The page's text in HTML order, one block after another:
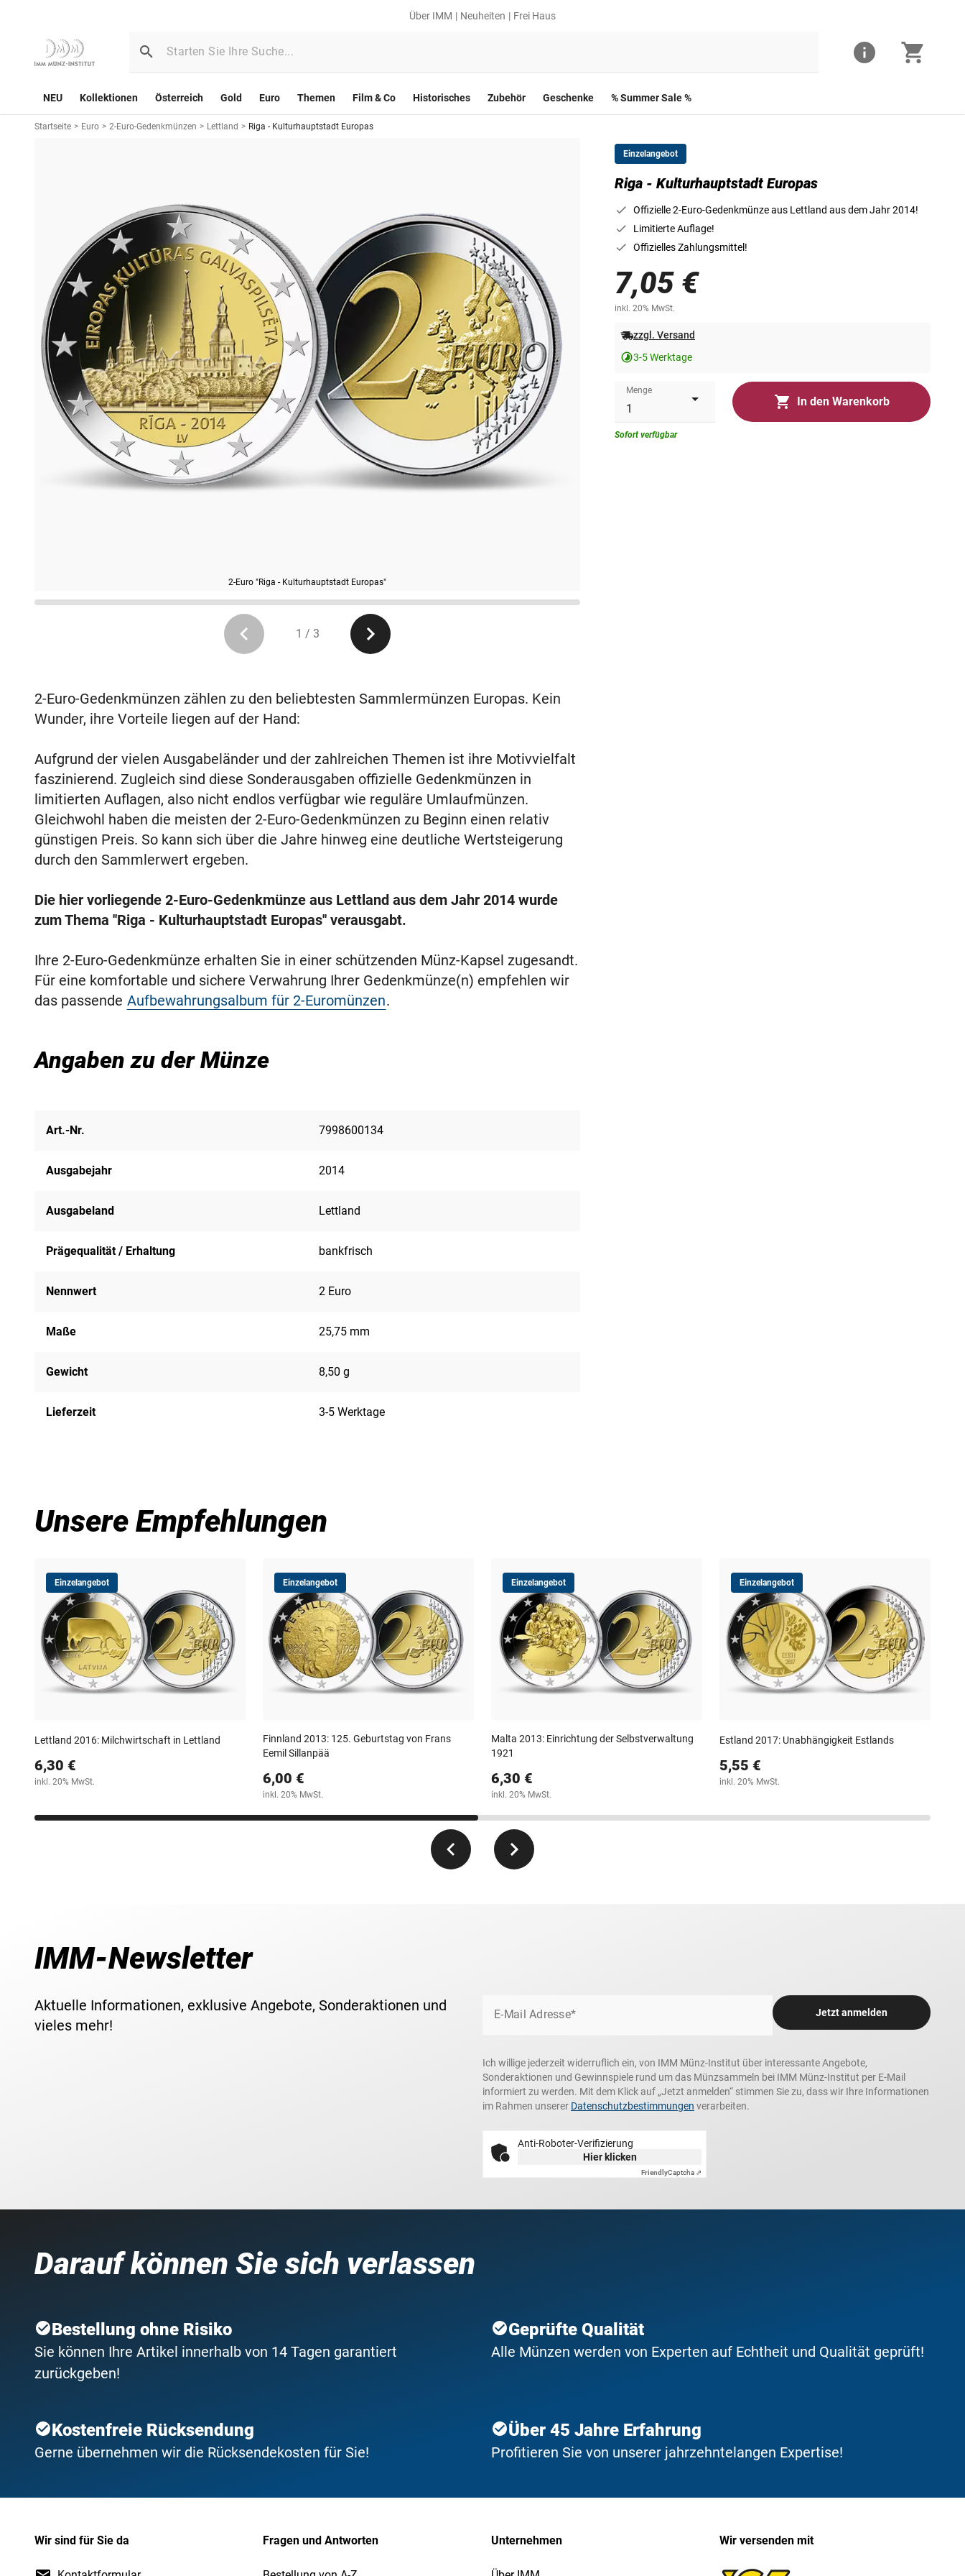
Über IMM Neuheiten Frei Haus
NEU Kollektionen Österreich Gold Euro Themen Film & Co Historisches Zubehör Geschenke % Summer Sale %
Startseite > Euro > 2-Euro-Gedenkmünzen > Lettland > Riga - Kulturhauptstadt Europas
2-Euro "Riga - Kulturhauptstadt Europas"
Die Vorderseite der 2-Euro-Münze
1 / 3
Einzelangebot
Riga - Kulturhauptstadt Europas
Offizielle 2-Euro-Gedenkmünze aus Lettland aus dem Jahr 2014!
Limitierte Auflage!
Offizielles Zahlungsmittel!
7,05 €
inkl. 20% MwSt.
zzgl. Versand
3-5 Werktage
Menge
In den Warenkorb
Sofort verfügbar
2-Euro-Gedenkmünzen zählen zu den beliebtesten Sammlermünzen Europas. Kein
Wunder, ihre Vorteile liegen auf der Hand:
Aufgrund der vielen Ausgabeländer und der zahlreichen Themen ist ihre Motivvielfalt
faszinierend. Zugleich sind diese Sonderausgaben offizielle Gedenkmünzen in
limitierten Auflagen, also nicht endlos verfügbar wie reguläre Umlaufmünzen.
Gleichwohl haben die meisten der 2-Euro-Gedenkmünzen zu Beginn einen relativ
günstigen Preis. So kann sich über die Jahre hinweg eine deutliche Wertsteigerung
durch den Sammlerwert ergeben.
Die hier vorliegende 2-Euro-Gedenkmünze aus Lettland aus dem Jahr 2014 wurde
zum Thema ''Riga - Kulturhauptstadt Europas'' verausgabt.
Ihre 2-Euro-Gedenkmünze erhalten Sie in einer schützenden Münz-Kapsel zugesandt.
Für eine komfortable und sichere Verwahrung Ihrer Gedenkmünze(n) empfehlen wir
das passende Aufbewahrungsalbum für 2-Euromünzen.
Angaben zu der Münze
Art.-Nr. 7998600134
Ausgabejahr 2014
Ausgabeland Lettland
Prägequalität / Erhaltung bankfrisch
Nennwert 2 Euro
Maße 25,75 mm
Gewicht 8,50 g
Lieferzeit 3-5 Werktage
Unsere Empfehlungen
Einzelangebot
Lettland 2016: Milchwirtschaft in Lettland
6,30 €
inkl. 20% MwSt.
Einzelangebot
Finnland 2013: 125. Geburtstag von Frans
Eemil Sillanpää
6,00 €
inkl. 20% MwSt.
Einzelangebot
Malta 2013: Einrichtung der Selbstverwaltung
1921
6,30 €
inkl. 20% MwSt.
Einzelangebot
Estland 2017: Unabhängigkeit Estlands
5,55 €
inkl. 20% MwSt.
IMM-Newsletter
Aktuelle Informationen, exklusive Angebote, Sonderaktionen und
vieles mehr!
E-Mail Adresse* Jetzt anmelden
Ich willige jederzeit widerruflich ein, von IMM Münz-Institut über interessante Angebote,
Sonderaktionen und Gewinnspiele rund um das Münzsammeln bei IMM Münz-Institut per E-Mail
informiert zu werden. Mit dem Klick auf „Jetzt anmelden“ stimmen Sie zu, dass wir Ihre Informationen
im Rahmen unserer Datenschutzbestimmungen verarbeiten.
Anti-Roboter-Verifizierung
Hier klicken
FriendlyCaptcha ⇗
Darauf können Sie sich verlassen
Bestellung ohne Risiko
Sie können Ihre Artikel innerhalb von 14 Tagen garantiert
zurückgeben!
Geprüfte Qualität
Alle Münzen werden von Experten auf Echtheit und Qualität geprüft!
Kostenfreie Rücksendung
Gerne übernehmen wir die Rücksendekosten für Sie!
Über 45 Jahre Erfahrung
Profitieren Sie von unserer jahrzehntelangen Expertise!
Wir sind für Sie da Fragen und Antworten Unternehmen Wir versenden mit